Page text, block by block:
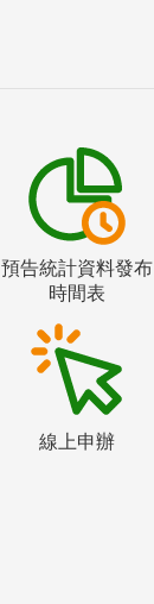
預告統計資料發布
時間表
線上申辦